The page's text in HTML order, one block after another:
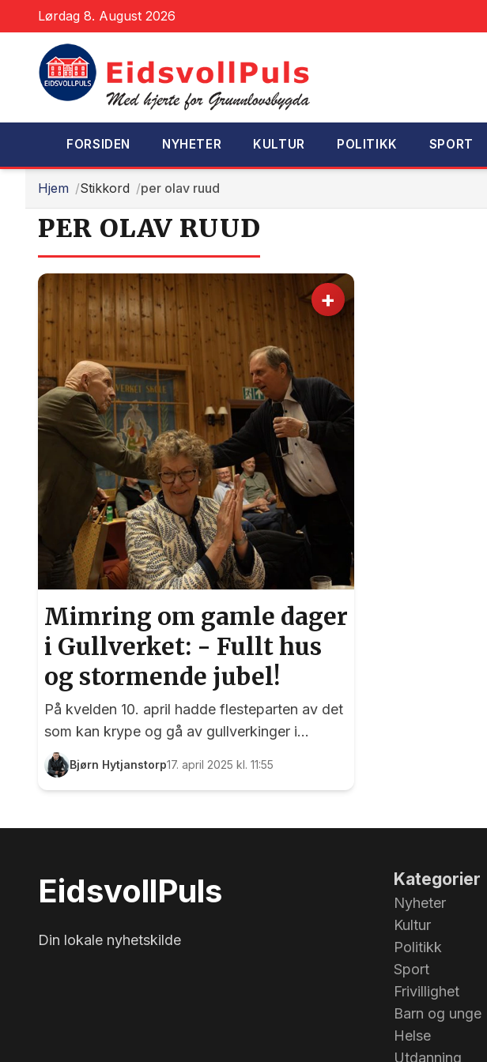
Lørdag 8. August 2026
FORSIDEN NYHETER KULTUR POLITIKK SPORT
Hjem Stikkord per olav ruud
PER OLAV RUUD
+
Mimring om gamle dager
i Gullverket: - Fullt hus
og stormende jubel!
På kvelden 10. april hadde flesteparten av det
som kan krype og gå av gullverkinger i
alderen over 45 tatt turen til Gullverket
samfunnshus. Ingen gullverkskveld uten et
Bjørn Hytjanstorp17. april 2025 kl. 11:55
EidsvollPuls
Din lokale nyhetskilde
Kategorier
Nyheter
Kultur
Politikk
Sport
Frivillighet
Barn og unge
Helse
Utdanning